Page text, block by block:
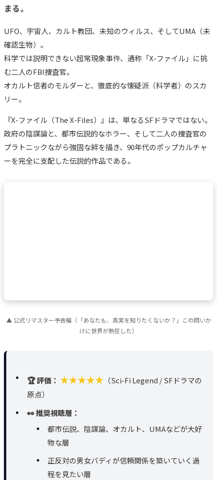
まる。
UFO、宇宙人、カルト教団、未知のウィルス、そしてUMA（未
確認生物）。
科学では説明できない超常現象事件、通称「X-ファイル」に挑
む二人のFBI捜査官。
オカルト信者のモルダーと、徹底的な懐疑派（科学者）のスカ
リー。
『X-ファイル（The X-Files）』は、単なるSFドラマではない。
政府の陰謀論と、都市伝説的なホラー、そして二人の捜査官の
プラトニックながら強固な絆を描き、90年代のポップカルチャ
ーを完全に支配した伝説的作品である。
▲ 公式リマスター予告編（「あなたも、真実を知りたくないか？」この問いか
けに世界が熱狂した）
🏆 評価： ★★★★★ （Sci-Fi Legend / SFドラマの
原点）
👀 推奨視聴層：
都市伝説、陰謀論、オカルト、UMAなどが大好
物な層
正反対の男女バディが信頼関係を築いていく過
程を見たい層